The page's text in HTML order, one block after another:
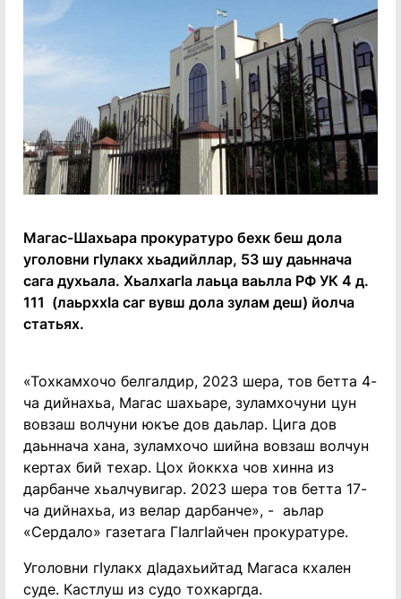
Магас-Шахьара прокуратуро бехк беш дола
уголовни гӏулакх хьадийллар, 53 шу даьннача
сага духьала. Хьалхагӏа лаьца ваьлла РФ УК 4 д.
111 (лаьрххӏа саг вувш дола зулам деш) йолча
статьях.
«Тохкамхочо белгалдир, 2023 шера, тов бетта 4-
ча дийнахьа, Магас шахьаре, зуламхочуни цун
вовзаш волчуни юкъе дов даьлар. Цига дов
даьннача хана, зуламхочо шийна вовзаш волчун
кертах бий техар. Цох йоккха чов хинна из
дарбанче хьалчувигар. 2023 шера тов бетта 17-
ча дийнахьа, из велар дарбанче», - аьлар
«Сердало» газетага Гӏалгӏайчен прокуратуре.
Уголовни гӏулакх дӏадахьийтад Магаса кхален
суде. Кастлуш из судо тохкаргда.